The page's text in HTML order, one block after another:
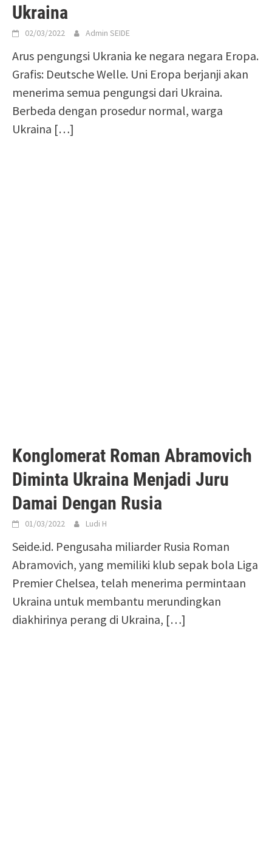
Ukraina
02/03/2022 Admin SEIDE
Arus pengungsi Ukrania ke negara negara Eropa.
Grafis: Deutsche Welle. Uni Eropa berjanji akan
menerima semua pengungsi dari Ukraina.
Berbeda dengan prosedur normal, warga
Ukraina […]
Konglomerat Roman Abramovich
Diminta Ukraina Menjadi Juru
Damai Dengan Rusia
01/03/2022 Ludi H
Seide.id. Pengusaha miliarder Rusia Roman
Abramovich, yang memiliki klub sepak bola Liga
Premier Chelsea, telah menerima permintaan
Ukraina untuk membantu merundingkan
diakhirinya perang di Ukraina, […]